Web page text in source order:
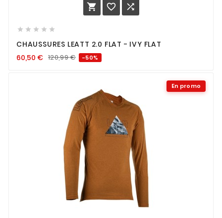
  
    
CHAUSSURES LEATT 2.0 FLAT - IVY FLAT
60,50 € 120,99€ -50%
En promo